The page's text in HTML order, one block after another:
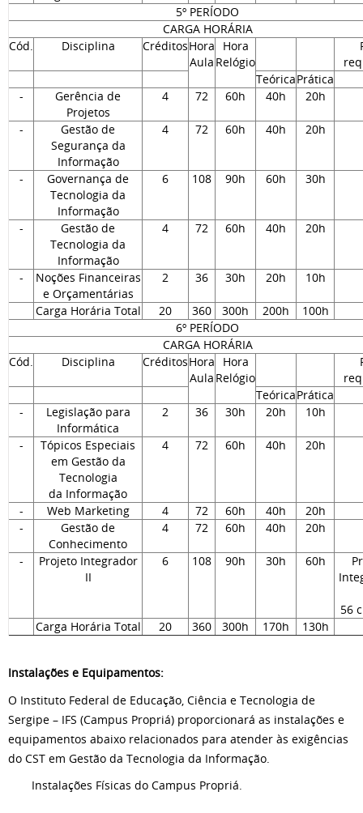
5º PERÍODO
CARGA HORÁRIA
Cód.
Disciplina CréditosHora
Aula
Hora
Relógio
TeóricaPrática
-
Gerência de
Projetos
4 72 60h 40h 20h
-
Gestão de
Segurança da
Informação
4 72 60h 40h 20h
-
Governança de
Tecnologia da
Informação
6 108 90h 60h 30h
-
Gestão de
Tecnologia da
Informação
4 72 60h 40h 20h
-
Noções Financeiras
e Orçamentárias
2 36 30h 20h 10h
Carga Horária Total 20 360 300h 200h
100h
6º PERÍODO
CARGA HORÁRIA
Cód.
Disciplina CréditosHora
Aula
Hora
Relógio
TeóricaPrática
-
Legislação para
Informática
2 36 30h 20h 10h
-
Tópicos Especiais
em Gestão da
Tecnologia
da Informação
4 72 60h 40h 20h
- Web Marketing 4 72 60h 40h
20h
-
Gestão de
Conhecimento
4 72 60h 40h 20h
-
Projeto Integrador
II
6 108 90h 30h 60h
56
Carga Horária Total
20 360 300h 170h 130h
Instalações e Equipamentos:
O Instituto Federal de Educação, Ciência e Tecnologia de
Sergipe – IFS (Campus Propriá) proporcionará as instalações e
equipamentos abaixo relacionados para atender às exigências
do CST em Gestão da Tecnologia da Informação.
Instalações Físicas do Campus Propriá.